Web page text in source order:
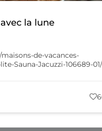
la lune
de-vacances-
Sauna-Jacuzzi-106689-01/